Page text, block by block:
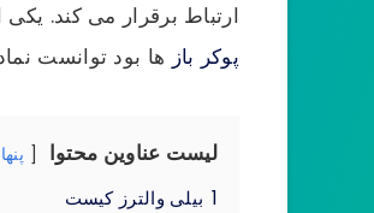
ارتباط برقرار می کند.
پوکر باز ها بود توانست
لیست عناوین محتوا
1 بیلی والترز کیست